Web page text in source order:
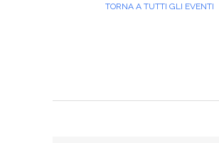
TORNA A TUTTI GLI EVENTI